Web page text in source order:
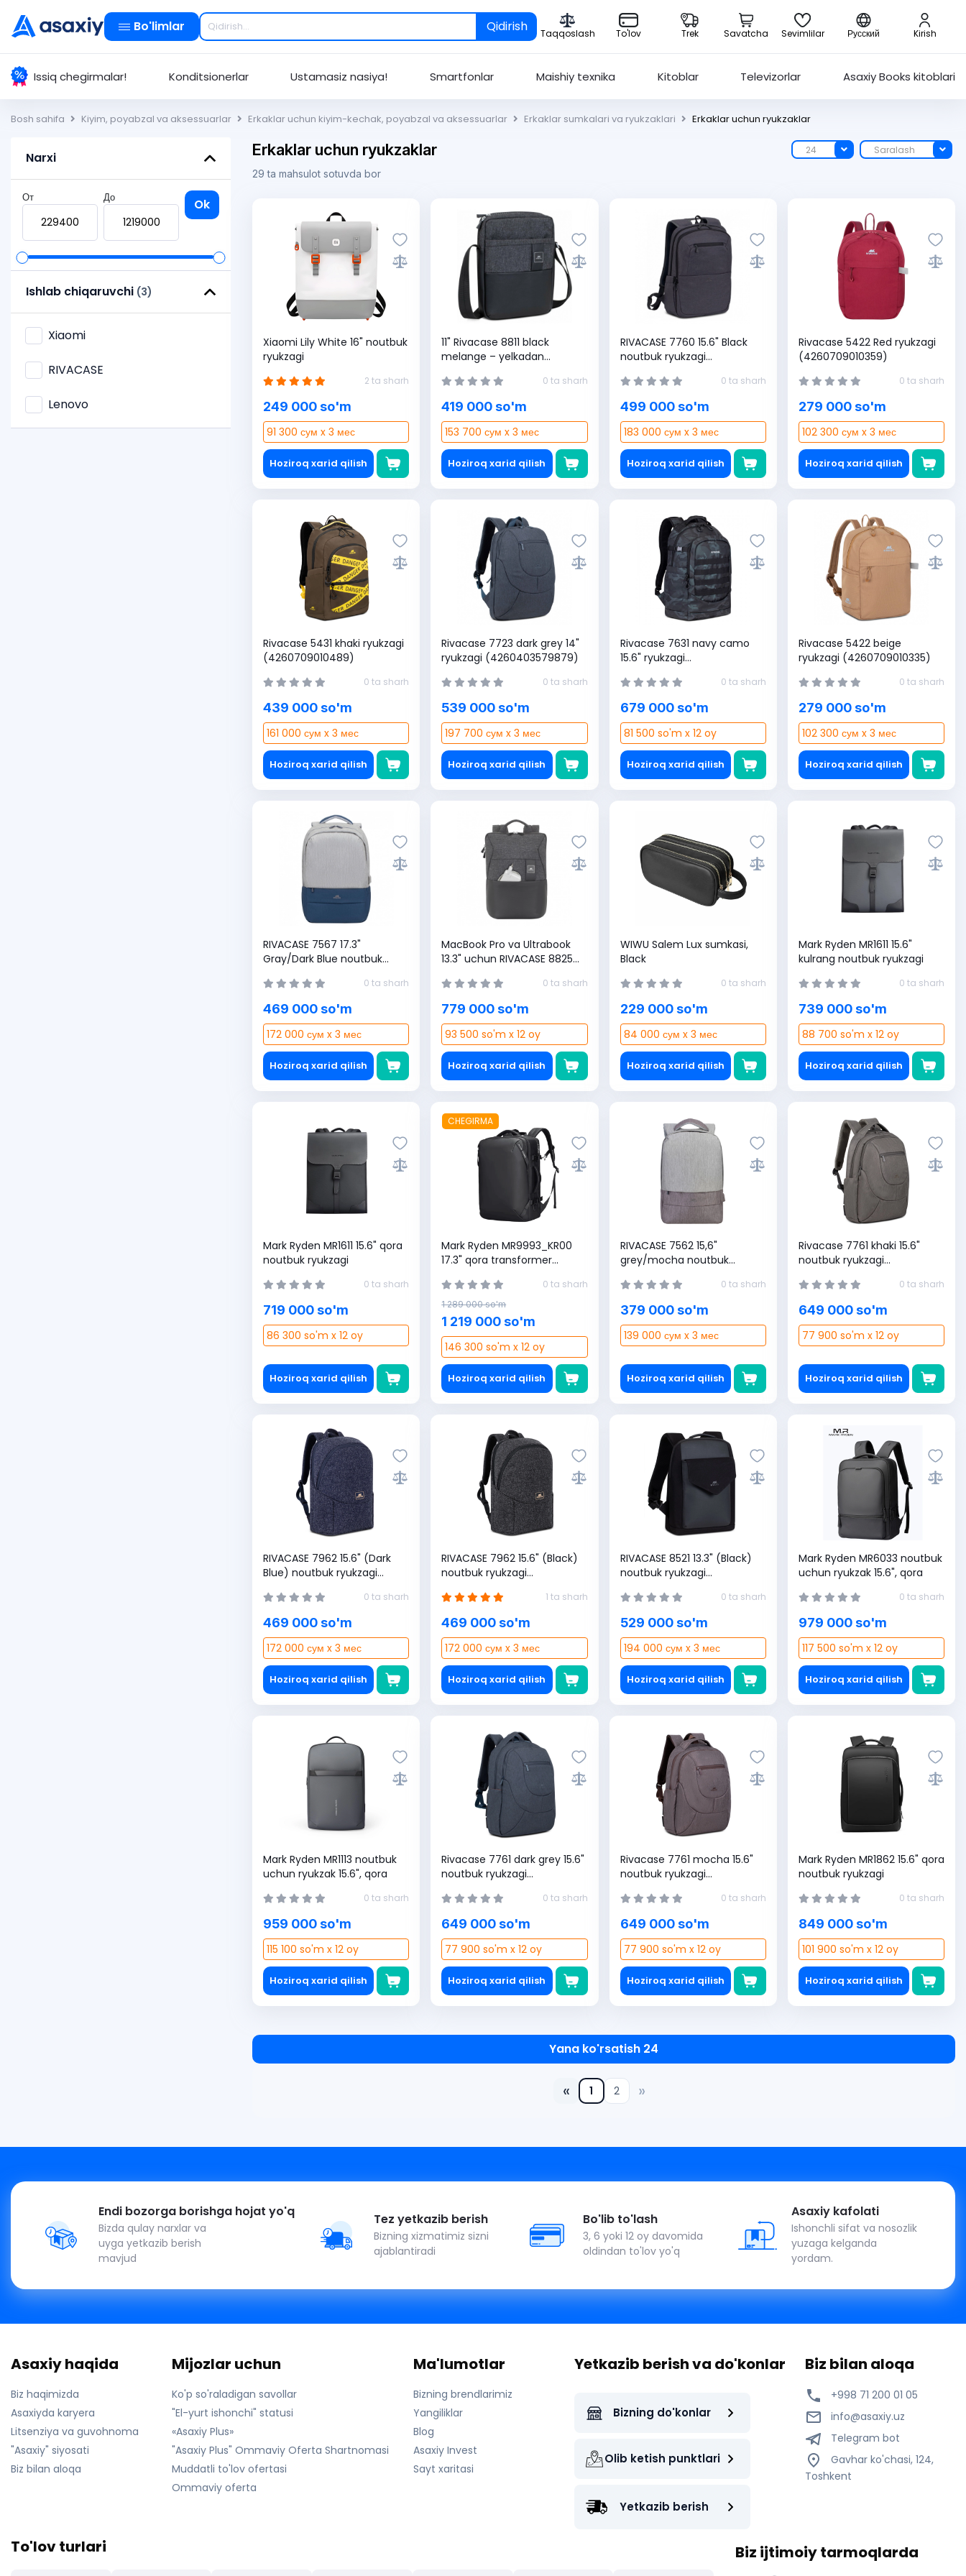
Bo'limlar Qidirish Taqqoslash To'lov Trek Savatcha Sevimlilar Русский Kirish
Issiq chegirmalar! Konditsionerlar Ustamasiz nasiya! Smartfonlar Maishiy texnika Kitoblar Televizorlar Asaxiy Books kitoblari
Bosh sahifa Kiyim, poyabzal va aksessuarlar Erkaklar uchun kiyim-kechak, poyabzal va aksessuarlar Erkaklar sumkalari va ryukzaklari Erkaklar uchun ryukzaklar
Narxi
От До Ok
Ishlab chiqaruvchi (3)
Xiaomi
RIVACASE
Lenovo
Erkaklar uchun ryukzaklar 24
Saralash
29 ta mahsulot sotuvda bor
Xiaomi Lily White 16" noutbuk
ryukzagi
2 ta sharh
249 000 so'm
91 300 сум x 3 мес
Hoziroq xarid qilish
11" Rivacase 8811 black
melange – yelkadan
(4260403579176)
0 ta sharh
419 000 so'm
153 700 сум x 3 мес
Hoziroq xarid qilish
RIVACASE 7760 15.6" Black
noutbuk ryukzagi
0 ta sharh
499 000 so'm
183 000 сум x 3 мес
Hoziroq xarid qilish
Rivacase 5422 Red ryukzagi
(4260709010359)
0 ta sharh
279 000 so'm
102 300 сум x 3 мес
Hoziroq xarid qilish
Rivacase 5431 khaki ryukzagi
(4260709010489)
0 ta sharh
439 000 so'm
161 000 сум x 3 мес
Hoziroq xarid qilish
Rivacase 7723 dark grey 14"
ryukzagi (4260403579879)
0 ta sharh
539 000 so'm
197 700 сум x 3 мес
Hoziroq xarid qilish
Rivacase 7631 navy camo
15.6" ryukzagi
0 ta sharh
679 000 so'm
81 500 so'm x 12 oy
Hoziroq xarid qilish
Rivacase 5422 beige
ryukzagi (4260709010335)
0 ta sharh
279 000 so'm
102 300 сум x 3 мес
Hoziroq xarid qilish
RIVACASE 7567 17.3"
Gray/Dark Blue noutbuk
0 ta sharh
469 000 so'm
172 000 сум x 3 мес
Hoziroq xarid qilish
MacBook Pro va Ultrabook
13.3" uchun RIVACASE 8825
0 ta sharh
779 000 so'm
93 500 so'm x 12 oy
Hoziroq xarid qilish
WIWU Salem Lux sumkasi,
Black
0 ta sharh
229 000 so'm
84 000 сум x 3 мес
Hoziroq xarid qilish
Mark Ryden MR1611 15.6"
kulrang noutbuk ryukzagi
0 ta sharh
739 000 so'm
88 700 so'm x 12 oy
Hoziroq xarid qilish
Mark Ryden MR1611 15.6" qora
noutbuk ryukzagi
0 ta sharh
719 000 so'm
86 300 so'm x 12 oy
Hoziroq xarid qilish
CHEGIRMA
Mark Ryden MR9993_KR00
17.3" qora transformer
0 ta sharh
1 289 000 so'm
1 219 000 so'm
146 300 so'm x 12 oy
Hoziroq xarid qilish
RIVACASE 7562 15,6"
grey/mocha noutbuk
0 ta sharh
379 000 so'm
139 000 сум x 3 мес
Hoziroq xarid qilish
Rivacase 7761 khaki 15.6"
noutbuk ryukzagi
0 ta sharh
649 000 so'm
77 900 so'm x 12 oy
Hoziroq xarid qilish
RIVACASE 7962 15.6" (Dark
Blue) noutbuk ryukzagi
0 ta sharh
469 000 so'm
172 000 сум x 3 мес
Hoziroq xarid qilish
RIVACASE 7962 15.6" (Black)
noutbuk ryukzagi
1 ta sharh
469 000 so'm
172 000 сум x 3 мес
Hoziroq xarid qilish
RIVACASE 8521 13.3" (Black)
noutbuk ryukzagi
0 ta sharh
529 000 so'm
194 000 сум x 3 мес
Hoziroq xarid qilish
Mark Ryden MR6033 noutbuk
uchun ryukzak 15.6", qora
0 ta sharh
979 000 so'm
117 500 so'm x 12 oy
Hoziroq xarid qilish
Mark Ryden MR1113 noutbuk
uchun ryukzak 15.6", qora
0 ta sharh
959 000 so'm
115 100 so'm x 12 oy
Hoziroq xarid qilish
Rivacase 7761 dark grey 15.6"
noutbuk ryukzagi
0 ta sharh
649 000 so'm
77 900 so'm x 12 oy
Hoziroq xarid qilish
Rivacase 7761 mocha 15.6"
noutbuk ryukzagi
0 ta sharh
649 000 so'm
77 900 so'm x 12 oy
Hoziroq xarid qilish
Mark Ryden MR1862 15.6" qora
noutbuk ryukzagi
0 ta sharh
849 000 so'm
101 900 so'm x 12 oy
Hoziroq xarid qilish
Yana ko'rsatish 24
« 1 2 »
Endi bozorga borishga hojat yo'q
Bizda qulay narxlar va
uyga yetkazib berish
mavjud
Tez yetkazib berish
Bizning xizmatimiz sizni
ajablantiradi
Bo'lib to'lash
3, 6 yoki 12 oy davomida
oldindan to'lov yo'q
Asaxiy kafolati
Ishonchli sifat va nosozlik
yuzaga kelganda
yordam.
Asaxiy haqida
Biz haqimizda
Asaxiyda karyera
Litsenziya va guvohnoma
"Asaxiy" siyosati
Biz bilan aloqa
Mijozlar uchun
Ko'p so'raladigan savollar
"El-yurt ishonchi" statusi
«Asaxiy Plus»
"Asaxiy Plus" Ommaviy Oferta Shartnomasi
Muddatli to'lov ofertasi
Ommaviy oferta
Ma'lumotlar
Bizning brendlarimiz
Yangiliklar
Blog
Asaxiy Invest
Sayt xaritasi
Yetkazib berish va do'konlar
Bizning do'konlar
Olib ketish punktlari
Yetkazib berish
Biz bilan aloqa
+998 71 200 01 05
info@asaxiy.uz
Telegram bot
Gavhar ko'chasi, 124,
Toshkent
To'lov turlari Biz ijtimoiy tarmoqlarda